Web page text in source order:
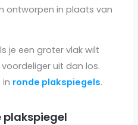
ontworpen in plaats van
je een groter vlak wilt
uit dan los.
in ronde plakspiegels.
plakspiegel